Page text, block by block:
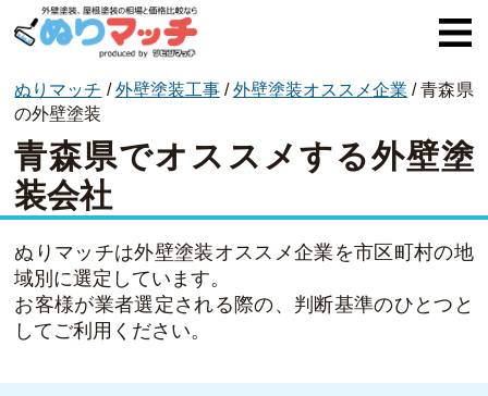
ぬりマッチとは
オススメ企業
費用と相場
外壁塗装
屋根塗装
ぬりマッチ /外壁塗装工事/外壁塗装オススメ企業 /青森県
の外壁塗装
青森県でオススメする外壁塗
装会社
ぬりマッチは外壁塗装オススメ企業を市区町村の地
域別に選定しています。
お客様が業者選定される際の、判断基準のひとつと
してご利用ください。